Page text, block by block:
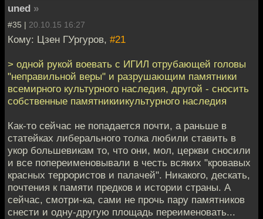
uned »
#35 | 20.10.15 16:27
Кому: Цзен ГУргуров, #21
> одной рукой воевать с ИГИЛ отрубающей головы
"неправильной веры" и разрушающим памятники
всемирного культурного наследия, другой - сносить
собственные памятникиикультурного наследия
Как-то сейчас не попадается почти, а раньше в
статейках либерального толка любили ставить в
укор большевикам то, что они, мол, церкви сносили
и все попереименовывали в честь всяких "кровавых
красных террористов и палачей". Никакого, дескать,
почтения к памяти предков и истории страны. А
сейчас, смотри-ка, сами не прочь пару памятников
снести и одну-другую площадь переименовать...